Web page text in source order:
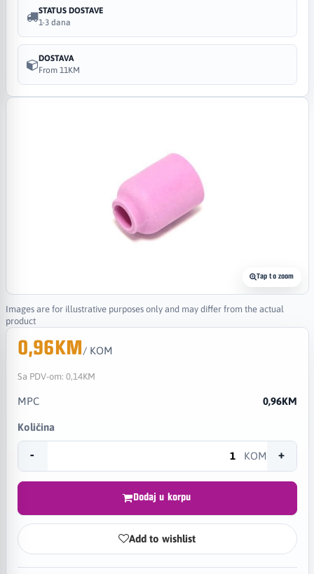
Tap to zoom
Images are for illustrative purposes only and may differ from the actual
product
STATUS DOSTAVE
1-3 dana
DOSTAVA
From 11KM
0,96KM/ KOM
Sa PDV-om: 0,14KM
MPC 0,96KM
Količina
- KOM +
Dodaj u korpu
Add to wishlist